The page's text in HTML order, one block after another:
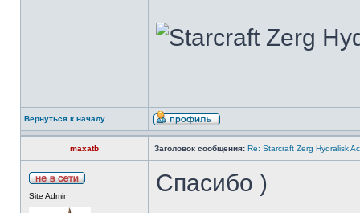
Вернуться к началу
maxatb Заголовок сообщения: Re: Starcraft Zerg Hydralisk
Site Admin Спасибо )